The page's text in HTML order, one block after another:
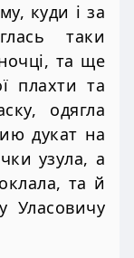
куди і за
таки
та ще
плахти та
одягла
дукат на
узула, а
та й
Уласовичу